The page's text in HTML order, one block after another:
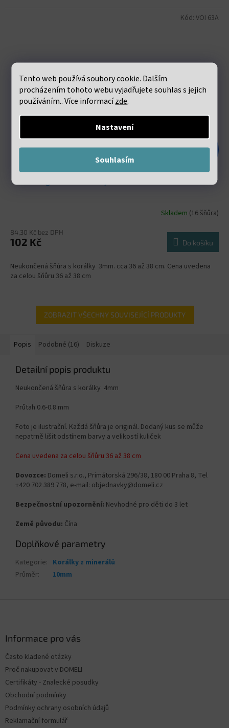
Tento web používá soubory cookie. Dalším
procházením tohoto webu vyjadřujete souhlas s jejich
používáním.. Více informacízde.
Nastavení
Souhlasím
179 Kč
Skladem (16 šňůra)
84,30 Kč bez DPH
102 Kč Do košíku
Neukončená šňůra s korálky 3mm. cca 36 až 38 cm. Cena uvedena
za celou šňůru 36 až 38 cm
Kód: VOI 63A
ZOBRAZIT VŠECHNY SOUVISEJÍCÍ PRODUKTY
Popis Podobné (16) Diskuze
Detailní popis produktu
Neukončená šňůra s korálky 4mm
Průtah 0.6-0.8 mm
Foto je ilustrační. Každá šňůra je originál. Dodaný kus se může
nepatrně lišit odstínem barvy a velikostí kuliček
Cena uvedena za celou šňůru 36 až 38 cm
Dovozce: Domeli s.r.o., Primátorská 296/38, 180 00 Praha 8, Tel
+420 702 389 778, e-mail: objednavky@domeli.cz
Bezpečnostní upozornění: Nevhodné pro děti do 3 let
Země původu: Čína
Doplňkové parametry
Kategorie: Korálky z minerálů
Průměr: 10mm
Informace pro vás
Často kladené otázky
Proč nakupovat v DOMELI
Certifikáty - Znalecké posudky
Obchodní podmínky
Podmínky ochrany osobních údajů
Reklamační formulář